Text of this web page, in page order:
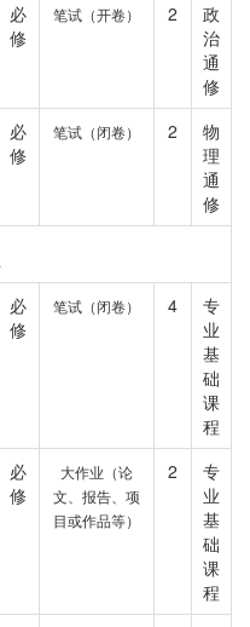
必
修
笔试（开卷） 2
政
治
通
修
必
修
笔试（闭卷） 2
物
理
通
修
必
修
笔试（闭卷） 4
专
业
基
础
课
程
必
修
大作业（论
文、报告、项
目或作品等）
2
专
业
基
础
课
程